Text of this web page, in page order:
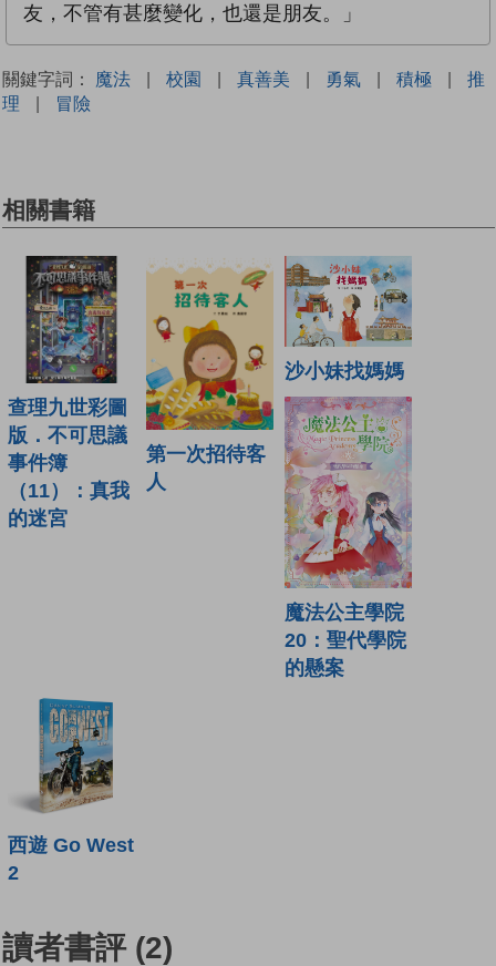
友，不管有甚麼變化，也還是朋友。」
關鍵字詞： 魔法 | 校園 | 真善美 | 勇氣 | 積極 |
推
理
| 冒險
相關書籍
查理九世彩圖
版．不可思議
事件簿
（11）：真我
的迷宮
第一次招待客
人
沙小妹找媽媽
魔法公主學院
20：聖代學院
的懸案
西遊 Go West
2
讀者書評 (2)